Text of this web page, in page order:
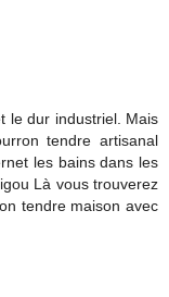
le dur industriel. Mais
tendre artisanal
les bains dans les
Là vous trouverez
tendre maison avec